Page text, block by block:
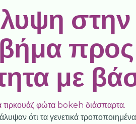
στην
προς
με
ότι τα γενετικά